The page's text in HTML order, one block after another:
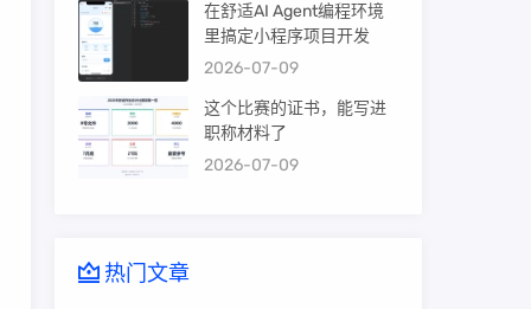
在舒适AI Agent编程环境
里搞定小程序项目开发
2026-07-09
这个比赛的证书，能写进
职称材料了
2026-07-09
热门文章